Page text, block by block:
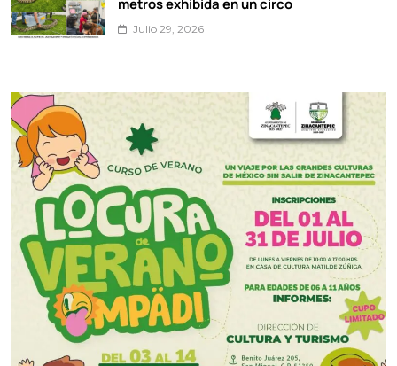
Julio 29, 2026